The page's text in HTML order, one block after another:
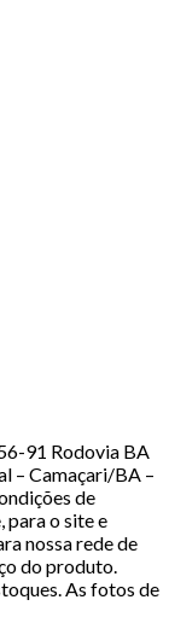
91 Rodovia BA
– Camaçari/BA –
de
para o site e
nossa rede de
do produto.
As fotos de